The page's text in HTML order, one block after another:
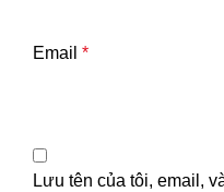
Email *
Lưu tên của tôi, email,